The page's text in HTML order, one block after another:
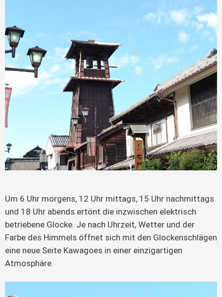
Um 6 Uhr morgens, 12 Uhr mittags, 15 Uhr nachmittags
und 18 Uhr abends ertönt die inzwischen elektrisch
betriebene Glocke. Je nach Uhrzeit, Wetter und der
Farbe des Himmels öffnet sich mit den Glockenschlägen
eine neue Seite Kawagoes in einer einzigartigen
Atmosphäre.